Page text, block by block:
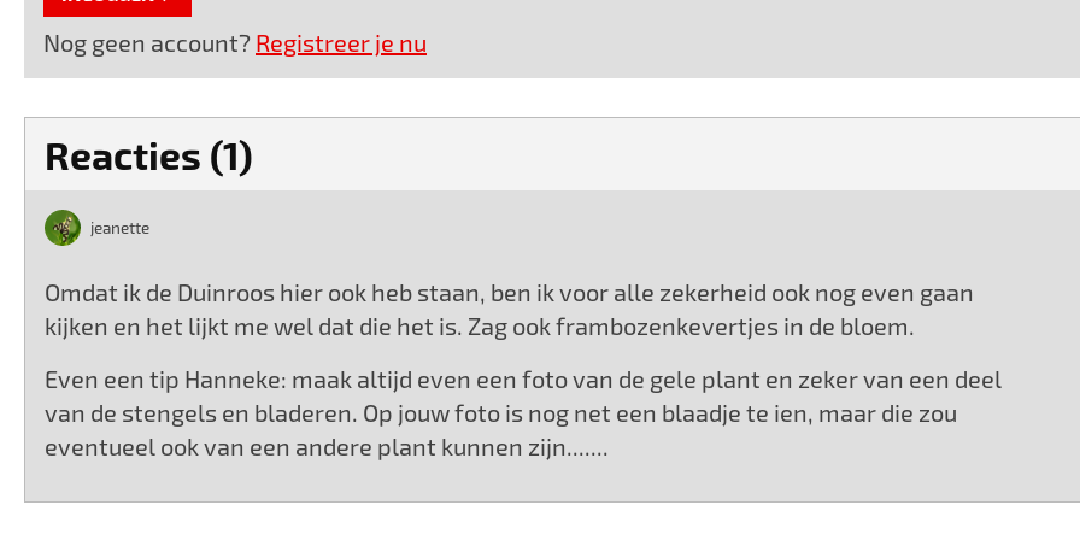
Nog geen account? Registreer je nu
Reacties (1)
jeanette
Omdat ik de Duinroos hier ook heb staan, ben ik voor alle zekerheid ook nog even gaan
kijken en het lijkt me wel dat die het is. Zag ook frambozenkevertjes in de bloem.
Even een tip Hanneke: maak altijd even een foto van de gele plant en zeker van een deel
van de stengels en bladeren. Op jouw foto is nog net een blaadje te ien, maar die zou
eventueel ook van een andere plant kunnen zijn.......